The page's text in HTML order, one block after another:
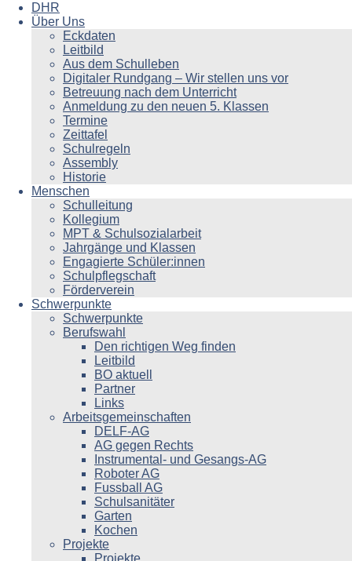
DHR
Über Uns
Eckdaten
Leitbild
Aus dem Schulleben
Digitaler Rundgang – Wir stellen uns vor
Betreuung nach dem Unterricht
Anmeldung zu den neuen 5. Klassen
Termine
Zeittafel
Schulregeln
Assembly
Historie
Menschen
Schulleitung
Kollegium
MPT & Schulsozialarbeit
Jahrgänge und Klassen
Engagierte Schüler:innen
Schulpflegschaft
Förderverein
Schwerpunkte
Schwerpunkte
Berufswahl
Den richtigen Weg finden
Leitbild
BO aktuell
Partner
Links
Arbeitsgemeinschaften
DELF-AG
AG gegen Rechts
Instrumental- und Gesangs-AG
Roboter AG
Fussball AG
Schulsanitäter
Garten
Kochen
Projekte
Projekte